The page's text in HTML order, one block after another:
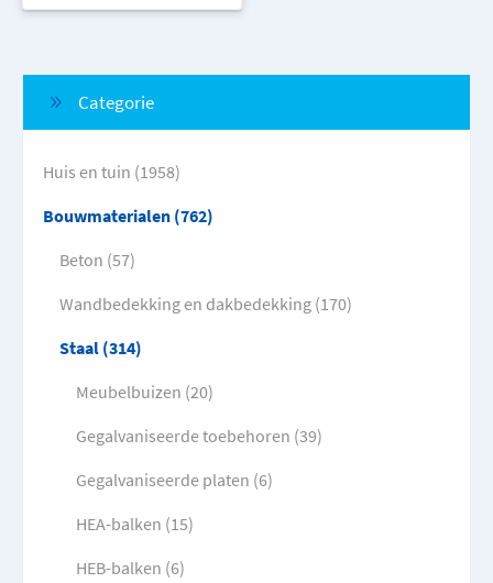
Categorie
Huis en tuin (1958)
Bouwmaterialen (762)
Beton (57)
Wandbedekking en dakbedekking (170)
Staal (314)
Meubelbuizen (20)
Gegalvaniseerde toebehoren (39)
Gegalvaniseerde platen (6)
HEA-balken (15)
HEB-balken (6)